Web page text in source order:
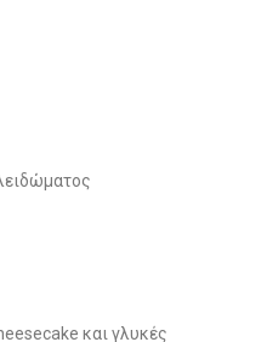
και γλυκές